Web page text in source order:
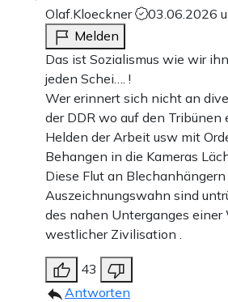
Olaf.Kloeckner
03.06.2026
Melden
Das ist Sozialismus wie wir
jeden Schei…. !
Wer erinnert sich nicht an
der DDR wo auf den Tribünen
Helden der Arbeit usw mit
Behangen in die Kameras
Diese Flut an Blechanhängern
Auszeichnungswahn sind
des nahen Unterganges einer
westlicher Zivilisation .
43
Antworten